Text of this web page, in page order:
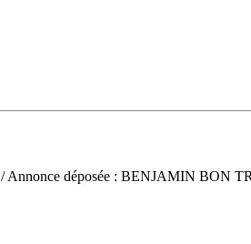
/ Annonce déposée : BENJAMIN BON